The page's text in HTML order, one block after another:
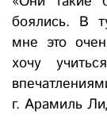
боялись. В
мне это
хочу
г. Арамиль